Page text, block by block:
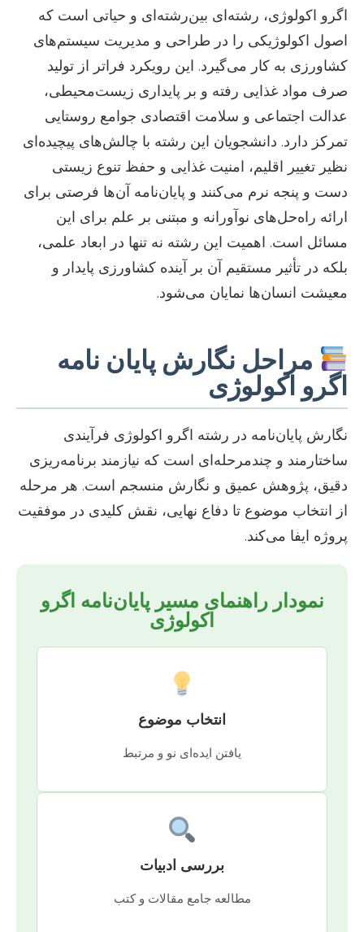
اگرو اکولوژی، رشته‌ای بین‌رشته‌ای و حیاتی است که
اصول اکولوژیکی را در طراحی و مدیریت سیستم‌های
کشاورزی به کار می‌گیرد. این رویکرد فراتر از تولید
صرف مواد غذایی رفته و بر پایداری زیست‌محیطی،
عدالت اجتماعی و سلامت اقتصادی جوامع روستایی
تمرکز دارد. دانشجویان این رشته با چالش‌های پیچیده‌ای
نظیر تغییر اقلیم، امنیت غذایی و حفظ تنوع زیستی
دست و پنجه نرم می‌کنند و پایان‌نامه آن‌ها فرصتی برای
ارائه راه‌حل‌های نوآورانه و مبتنی بر علم برای این
مسائل است. اهمیت این رشته نه تنها در ابعاد علمی،
بلکه در تأثیر مستقیم آن بر آینده کشاورزی پایدار و
معیشت انسان‌ها نمایان می‌شود.
مراحل نگارش پایان نامه
اگرو اکولوژی
نگارش پایان‌نامه در رشته اگرو اکولوژی فرآیندی
ساختارمند و چندمرحله‌ای است که نیازمند برنامه‌ریزی
دقیق، پژوهش عمیق و نگارش منسجم است. هر مرحله
از انتخاب موضوع تا دفاع نهایی، نقش کلیدی در موفقیت
پروژه ایفا می‌کند.
نمودار راهنمای مسیر پایان‌نامه اگرو
اکولوژی
انتخاب موضوع
یافتن ایده‌ای نو و مرتبط
بررسی ادبیات
مطالعه جامع مقالات و کتب